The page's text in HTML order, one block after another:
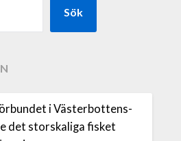
Sök
i Västerbottens-
det storskaliga fisket